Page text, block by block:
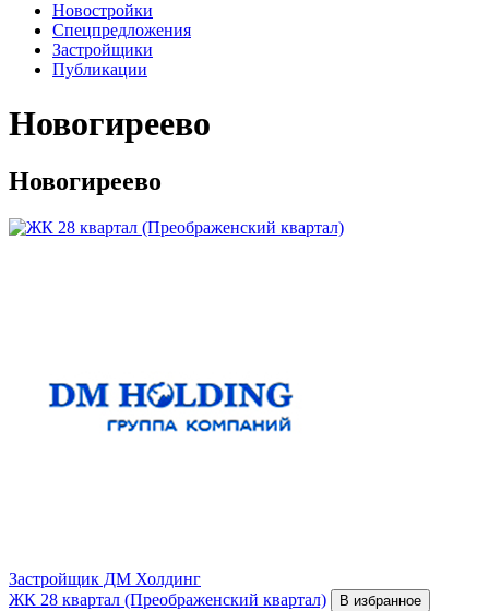
Новостройки
Спецпредложения
Застройщики
Публикации
Новогиреево
Новогиреево
Застройщик ДМ Холдинг
ЖК 28 квартал (Преображенский квартал)
В избранное